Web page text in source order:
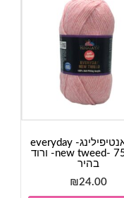
חוט אנטיפילינג- everyday
new tweed- 75126- ורוד
בהיר
₪24.00